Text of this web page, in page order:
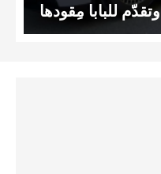
وتقدّم للبابا مِقودها